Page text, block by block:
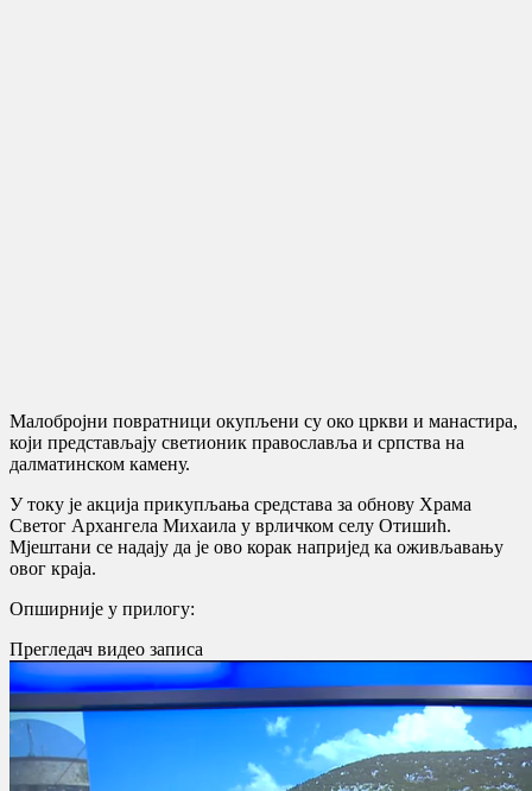
Малобројни повратници окупљени су око цркви и манастира,
који представљају светионик православља и српства на
далматинском камену.
У току је акција прикупљања средстава за обнову Храма
Светог Архангела Михаила у врличком селу Отишић.
Мјештани се надају да је ово корак напријед ка оживљавању
овог краја.
Опширније у прилогу:
Прегледач видео записа